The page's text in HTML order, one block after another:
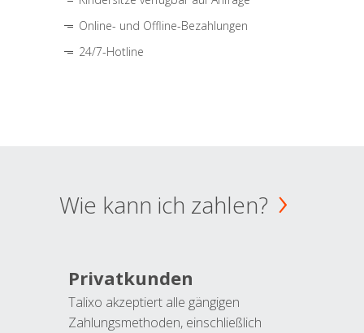
Online- und Offline-Bezahlungen
24/7-Hotline
Wie kann ich zahlen?
Privatkunden
Talixo akzeptiert alle gängigen
Zahlungsmethoden, einschließlich